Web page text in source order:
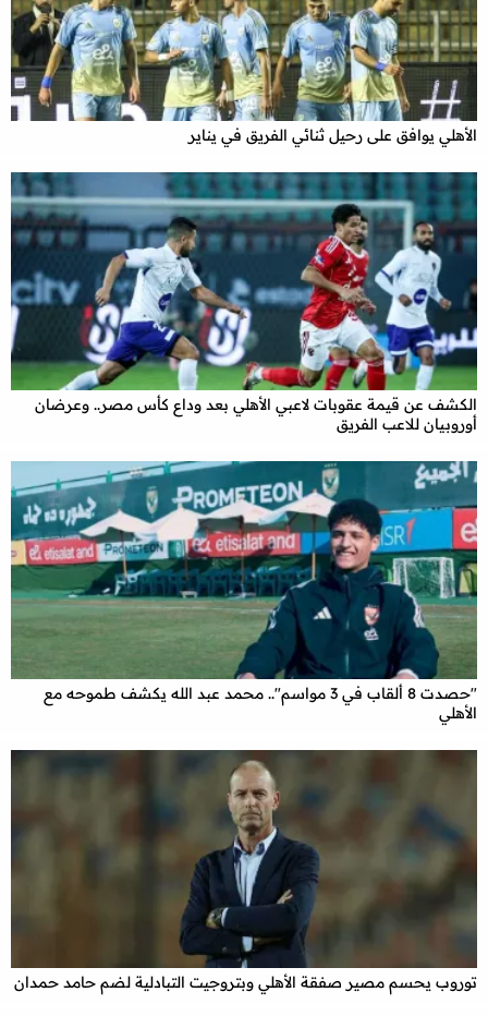
الأهلي يوافق على رحيل ثنائي الفريق في يناير
الكشف عن قيمة عقوبات لاعبي الأهلي بعد وداع كأس مصر.. وعرضان
أوروبيان للاعب الفريق
"حصدت 8 ألقاب في 3 مواسم".. محمد عبد الله يكشف طموحه مع
الأهلي
توروب يحسم مصير صفقة الأهلي وبتروجيت التبادلية لضم حامد حمدان